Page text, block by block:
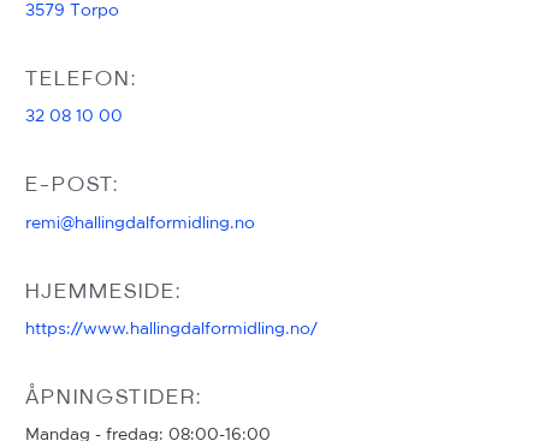
3579 Torpo
TELEFON:
32 08 10 00
E-POST:
remi@hallingdalformidling.no
HJEMMESIDE:
https://www.hallingdalformidling.no/
ÅPNINGSTIDER:
Mandag - fredag: 08:00-16:00